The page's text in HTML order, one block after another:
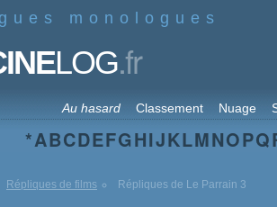
monologues
LOG.fr
Au hasard Classement Nuage
*ABCDEFGHIJKLMNOPQ
Répliques de films Répliques de Le Parrain 3